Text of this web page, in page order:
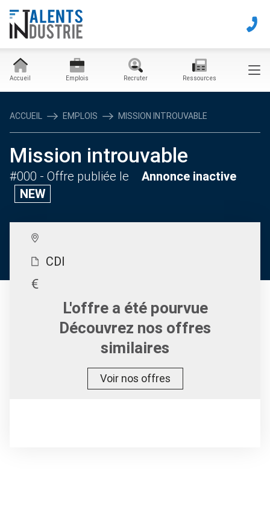
Accueil Emplois Recruter Ressources
ACCUEIL EMPLOIS MISSION INTROUVABLE
Mission introuvable
#000 - Offre publiée le
Annonce inactive
NEW
CDI
L'offre a été pourvue
Découvrez nos offres
similaires
Voir nos offres